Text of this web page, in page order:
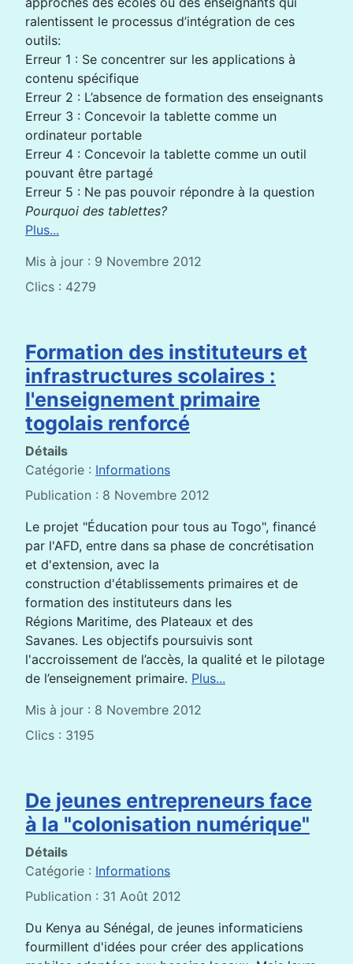
ralentissent le processus d’intégration de ces
outils:
Erreur 1 : Se concentrer sur les applications à
contenu spécifique
Erreur 2 : L’absence de formation des enseignants
Erreur 3 : Concevoir la tablette comme un
ordinateur portable
Erreur 4 : Concevoir la tablette comme un outil
pouvant être partagé
Erreur 5 : Ne pas pouvoir répondre à la question
Pourquoi des tablettes?
Plus...
Mis à jour : 9 Novembre 2012
Clics : 4279
Formation des instituteurs et
infrastructures scolaires :
l'enseignement primaire
togolais renforcé
Détails
Catégorie : Informations
Publication : 8 Novembre 2012
Le projet "Éducation pour tous au Togo", financé
par l'AFD, entre dans sa phase de concrétisation
et d'extension, avec la
construction d'établissements primaires et de
formation des instituteurs dans les
Régions Maritime, des Plateaux et des
Savanes. Les objectifs poursuivis sont
l'accroissement de l’accès, la qualité et le pilotage
de l’enseignement primaire. Plus...
Mis à jour : 8 Novembre 2012
Clics : 3195
De jeunes entrepreneurs face
à la "colonisation numérique"
Détails
Catégorie : Informations
Publication : 31 Août 2012
Du Kenya au Sénégal, de jeunes informaticiens
fourmillent d'idées pour créer des applications